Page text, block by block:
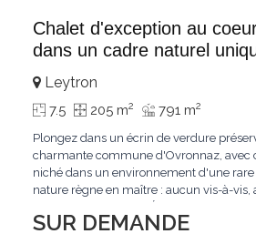
Chalet d'exception au
dans un cadre naturel
SUR DEMANDE
Leytron
7.5 205 m2 791 m2
Plongez dans un écrin de verdure
charmante commune d'Ovronnaz, avec
niché dans un environnement d'une
nature règne en maître : aucun vis-à-vis,
par ses finitions de très haut standing et